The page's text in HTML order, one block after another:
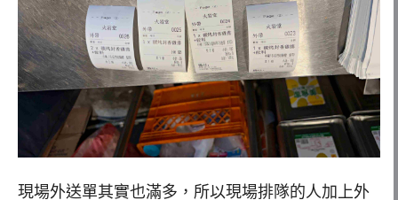
現場外送單其實也滿多，所以現場排隊的人加上外